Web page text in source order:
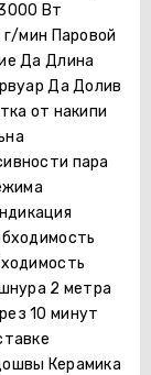
Вт
мин Паровой
Да Длина
Да Долив
от накипи
пара
2 метра
10 минут
Керамика